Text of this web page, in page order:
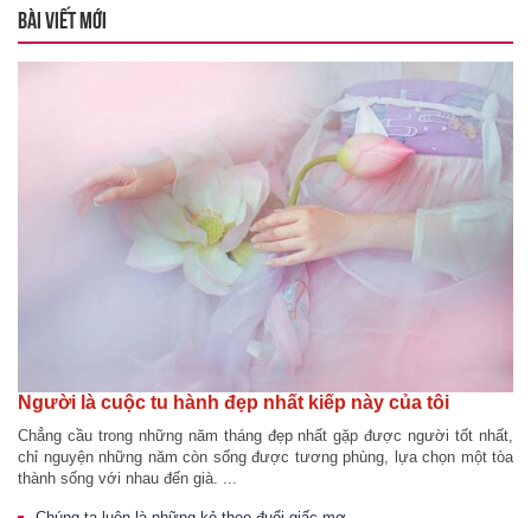
BÀI VIẾT MỚI
Người là cuộc tu hành đẹp nhất kiếp này của tôi
Chẳng cầu trong những năm tháng đẹp nhất gặp được người tốt nhất,
chỉ nguyện những năm còn sống được tương phùng, lựa chọn một tòa
thành sống với nhau đến già. ...